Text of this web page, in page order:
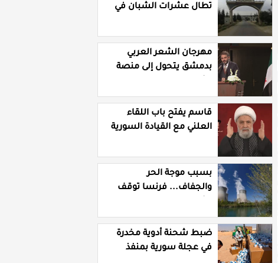
تطال عشرات الشبان في
الشرقي
مهرجان الشعر العربي
بدمشق يتحول إلى منصة
السوريات والعربيات
قاسم يفتح باب اللقاء
العلني مع القيادة السورية
بـ"خدمة إسرائيل"
بسبب موجة الحر
والجفاف... فرنسا توقف
ضبط شحنة أدوية مخدرة
في عجلة سورية بمنفذ